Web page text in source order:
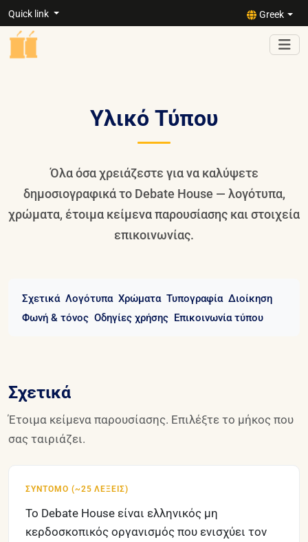
Quick link Greek
Υλικό Τύπου
Όλα όσα χρειάζεστε για να καλύψετε
δημοσιογραφικά το Debate House — λογότυπα,
χρώματα, έτοιμα κείμενα παρουσίασης και στοιχεία
επικοινωνίας.
Σχετικά Λογότυπα Χρώματα Τυπογραφία Διοίκηση
Φωνή & τόνος Οδηγίες χρήσης Επικοινωνία τύπου
Σχετικά
Έτοιμα κείμενα παρουσίασης. Επιλέξτε το μήκος που
σας ταιριάζει.
ΣΎΝΤΟΜΟ (~25 ΛΈΞΕΙΣ)
Το Debate House είναι ελληνικός μη
κερδοσκοπικός οργανισμός που ενισχύει τον